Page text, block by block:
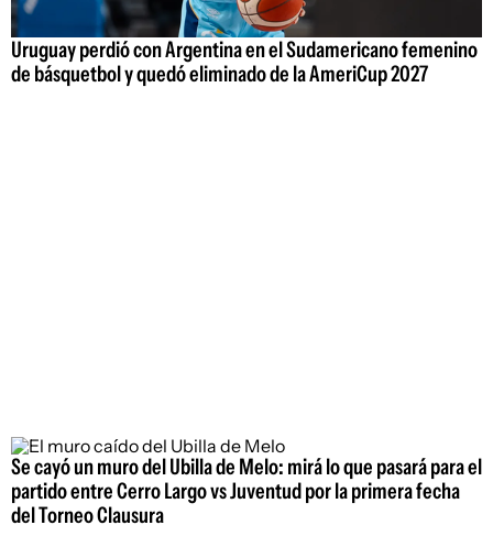
Uruguay perdió con Argentina en el Sudamericano femenino
de básquetbol y quedó eliminado de la AmeriCup 2027
Se cayó un muro del Ubilla de Melo: mirá lo que pasará para el
partido entre Cerro Largo vs Juventud por la primera fecha
del Torneo Clausura